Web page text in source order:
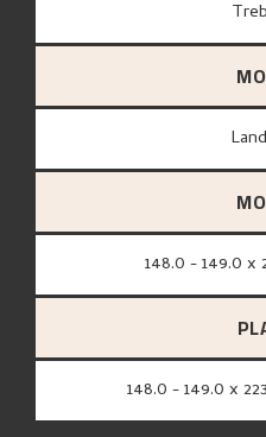
148.0 - 149.0 x
148.0 - 149.0 x